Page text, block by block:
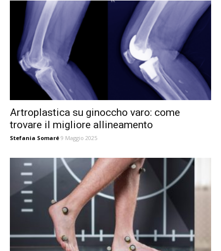
Artroplastica su ginoccho varo: come
trovare il migliore allineamento
Stefania Somaré 9 Maggio 2025